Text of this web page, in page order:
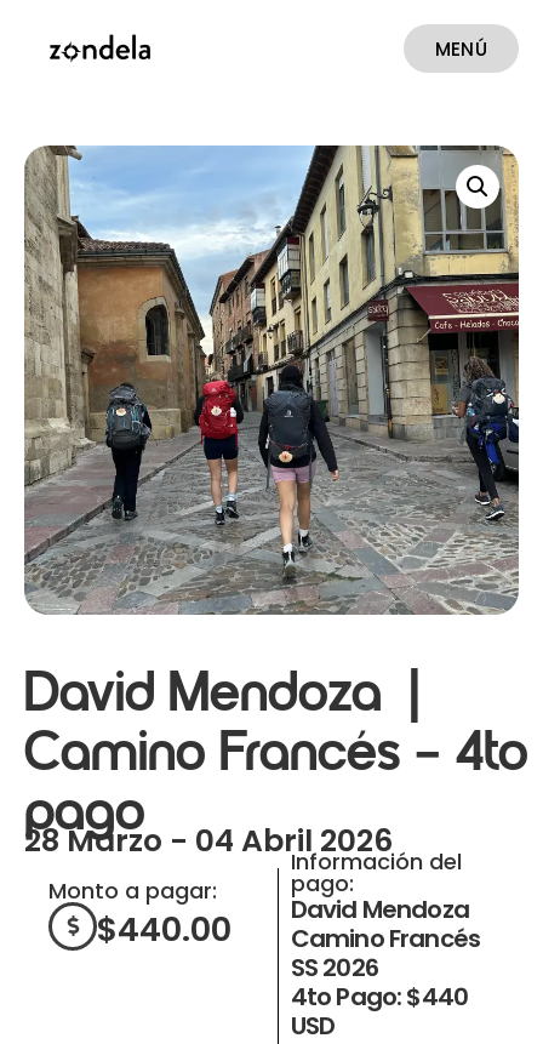
MENÚ
David Mendoza |
Camino Francés – 4to
pago
28 Marzo - 04 Abril 2026
Monto a pagar:
$440.00
Información del
pago:
David Mendoza
Camino Francés
SS 2026
4to Pago: $440
USD